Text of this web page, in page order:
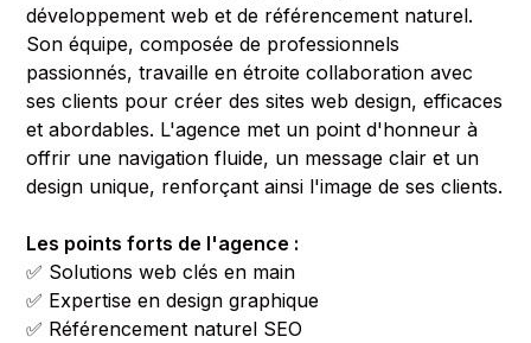
développement web et de référencement naturel.
Son équipe, composée de professionnels
passionnés, travaille en étroite collaboration avec
ses clients pour créer des sites web design, efficaces
et abordables. L'agence met un point d'honneur à
offrir une navigation fluide, un message clair et un
design unique, renforçant ainsi l'image de ses clients.
Les points forts de l'agence :
✅ Solutions web clés en main
✅ Expertise en design graphique
✅ Référencement naturel SEO